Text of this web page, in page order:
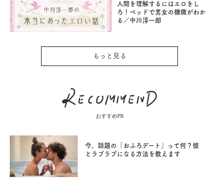
人間を理解するにはエロをし
ろ！ベッドで男女の機微がわか
る／中川淳一郎
もっと見る
おすすめPR
今、話題の「おふろデート」って何？彼
とラブラブになる方法を教えます